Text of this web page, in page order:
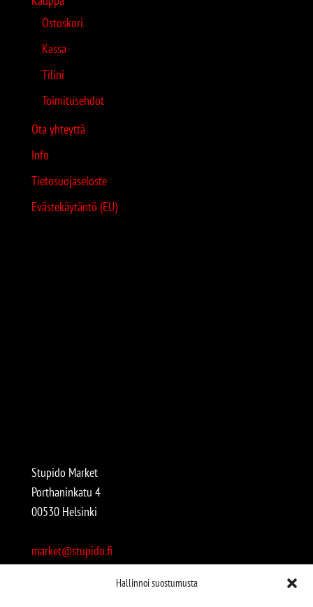
Hallinnoi suostumusta
Ostoskori
Kassa
Tilini
Toimitusehdot
Ota yhteyttä
Info
Tietosuojaseloste
Evästekäytäntö (EU)
Stupido Market
Porthaninkatu 4
00530 Helsinki
market@stupido.fi